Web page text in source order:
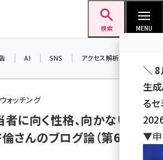
検索 MENU
AI SNS アクセス解析／データ分析
ォッチング
に向く性格、向かない性
さんのブログ論（第6回）
＼ 8
生
る
▼申